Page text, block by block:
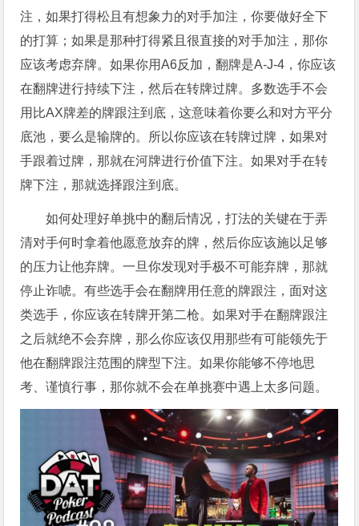
注，如果打得松且有想象力的对手加注，你要做好全下
的打算；如果是那种打得紧且很直接的对手加注，那你
应该考虑弃牌。如果你用A6反加，翻牌是A-J-4，你应该
在翻牌进行持续下注，然后在转牌过牌。多数选手不会
用比AX牌差的牌跟注到底，这意味着你要么和对方平分
底池，要么是输牌的。所以你应该在转牌过牌，如果对
手跟着过牌，那就在河牌进行价值下注。如果对手在转
牌下注，那就选择跟注到底。
如何处理好单挑中的翻后情况，打法的关键在于弄
清对手何时拿着他愿意放弃的牌，然后你应该施以足够
的压力让他弃牌。一旦你发现对手极不可能弃牌，那就
停止诈唬。有些选手会在翻牌用任意的牌跟注，面对这
类选手，你应该在转牌开第二枪。如果对手在翻牌跟注
之后就绝不会弃牌，那么你应该仅用那些有可能领先于
他在翻牌跟注范围的牌型下注。如果你能够不停地思
考、谨慎行事，那你就不会在单挑赛中遇上太多问题。